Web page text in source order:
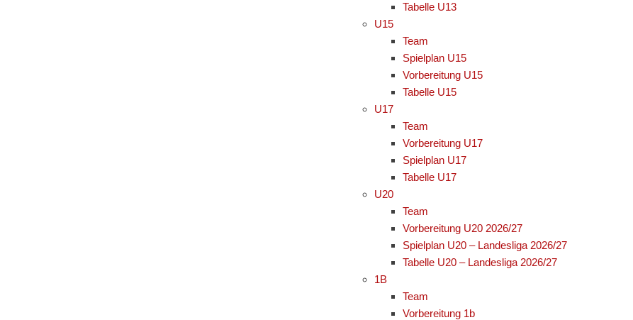
Tabelle U13
U15
Team
Spielplan U15
Vorbereitung U15
Tabelle U15
U17
Team
Vorbereitung U17
Spielplan U17
Tabelle U17
U20
Team
Vorbereitung U20 2026/27
Spielplan U20 – Landesliga 2026/27
Tabelle U20 – Landesliga 2026/27
1B
Team
Vorbereitung 1b